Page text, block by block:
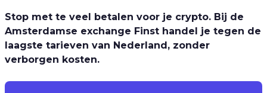
Stop met te veel betalen voor je crypto. Bij de
Amsterdamse exchange Finst handel je tegen de
laagste tarieven van Nederland, zonder
verborgen kosten.